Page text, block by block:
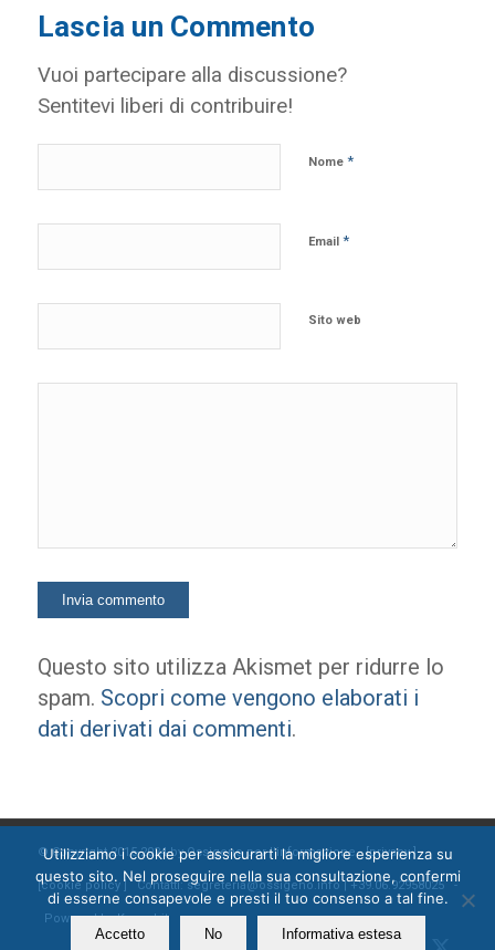
Lascia un Commento
Vuoi partecipare alla discussione?
Sentitevi liberi di contribuire!
Nome *
Email *
Sito web
Questo sito utilizza Akismet per ridurre lo
spam. Scopri come vengono elaborati i
dati derivati dai commenti.
© Copyright 2015-2024 by Ossigeno per l'informazione [privacy]
[cookie policy ] Contatti: segreteria@ossigeno.info | +39.06.92958025 -
Powered byKappabit
Utilizziamo i cookie per assicurarti la migliore esperienza su
questo sito. Nel proseguire nella sua consultazione, confermi
di esserne consapevole e presti il tuo consenso a tal fine.
Accetto No Informativa estesa